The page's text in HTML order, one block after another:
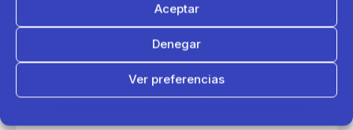
Aceptar
Denegar
Ver preferencias